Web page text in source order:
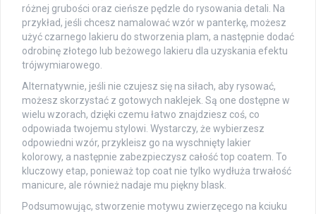
różnej grubości oraz cieńsze pędzle do rysowania detali. Na
przykład, jeśli chcesz namalować wzór w panterkę, możesz
użyć czarnego lakieru do stworzenia plam, a następnie dodać
odrobinę złotego lub beżowego lakieru dla uzyskania efektu
trójwymiarowego.
Alternatywnie, jeśli nie czujesz się na siłach, aby rysować,
możesz skorzystać z gotowych naklejek. Są one dostępne w
wielu wzorach, dzięki czemu łatwo znajdziesz coś, co
odpowiada twojemu stylowi. Wystarczy, że wybierzesz
odpowiedni wzór, przykleisz go na wyschnięty lakier
kolorowy, a następnie zabezpieczysz całość top coatem. To
kluczowy etap, ponieważ top coat nie tylko wydłuża trwałość
manicure, ale również nadaje mu piękny blask.
Podsumowując, stworzenie motywu zwierzęcego na kciuku